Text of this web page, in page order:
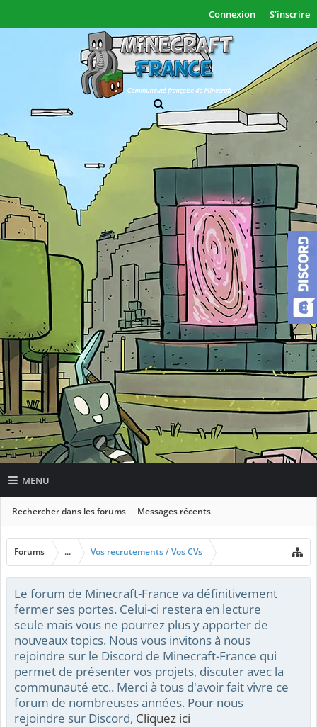
Connexion S'inscrire
MENU
Rechercher dans les forums Messages récents
Forums ... Vos recrutements / Vos CVs
Le forum de Minecraft-France va définitivement
fermer ses portes. Celui-ci restera en lecture
seule mais vous ne pourrez plus y apporter de
nouveaux topics. Nous vous invitons à nous
rejoindre sur le Discord de Minecraft-France qui
permet de présenter vos projets, discuter avec la
communauté etc.. Merci à tous d'avoir fait vivre ce
forum de nombreuses années. Pour nous
rejoindre sur Discord, Cliquez ici